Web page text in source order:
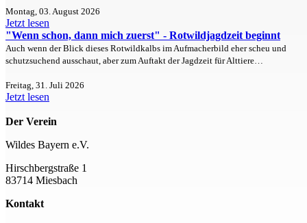
Montag, 03. August 2026
Jetzt lesen
"Wenn schon, dann mich zuerst" - Rotwildjagdzeit beginnt
Auch wenn der Blick dieses Rotwildkalbs im Aufmacherbild eher scheu und
schutzsuchend ausschaut, aber zum Auftakt der Jagdzeit für Alttiere…
Freitag, 31. Juli 2026
Jetzt lesen
Der Verein
Wildes Bayern e.V.
Hirschbergstraße 1
83714 Miesbach
Kontakt